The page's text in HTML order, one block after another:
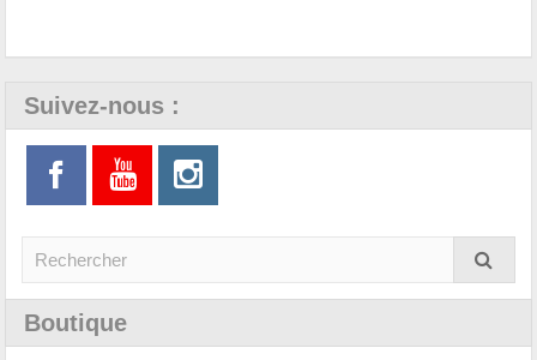
Suivez-nous :
Boutique